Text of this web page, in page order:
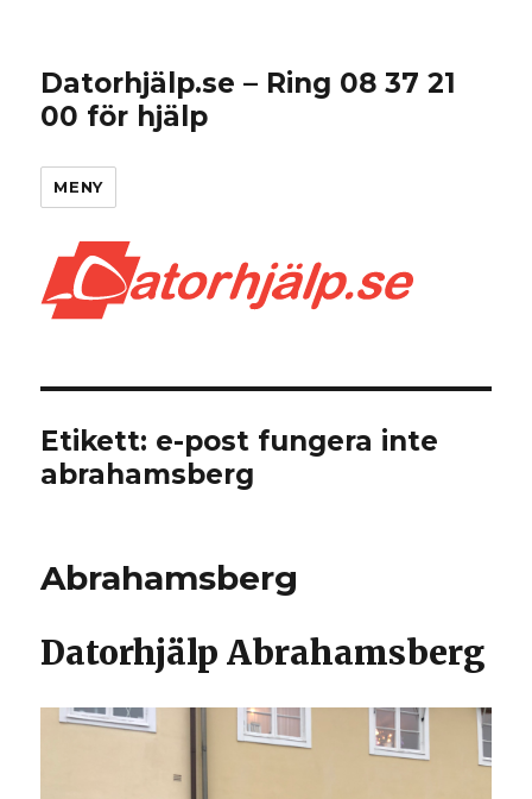
Datorhjälp.se – Ring 08 37 21
00 för hjälp
MENY
Etikett: e-post fungera inte
abrahamsberg
Abrahamsberg
Datorhjälp Abrahamsberg